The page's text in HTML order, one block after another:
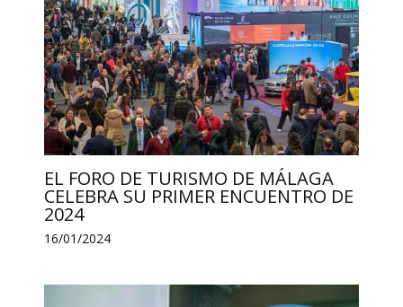
EL FORO DE TURISMO DE MÁLAGA
CELEBRA SU PRIMER ENCUENTRO DE
2024
16/01/2024